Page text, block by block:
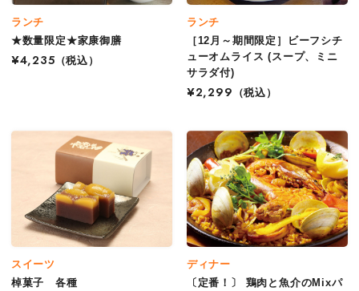
ランチ
★数量限定★家康御膳
¥4,235 （税込）
ランチ
［12月～期間限定］ビーフシチ
ューオムライス (スープ、ミニ
サラダ付)
¥2,299
（税込）
スイーツ
棹菓子 各種
ディナー
〔定番！〕 鶏肉と魚介のMixパ